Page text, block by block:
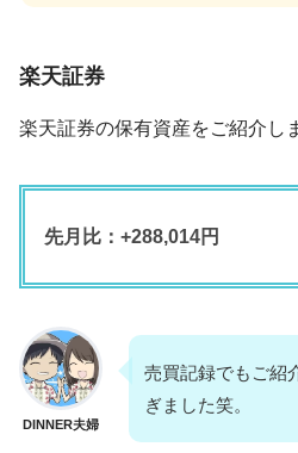
楽天証券
楽天証券の保有資産をご紹介し
先月比：+288,014円
DINNER夫婦
売買記録でもご紹
ぎました笑。